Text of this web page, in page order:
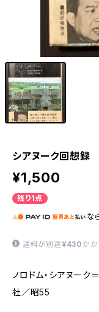
シアヌーク回想
¥1,500
残り1点
な
送料が別途 ¥430 かか
ノロドム・シアヌー
社／昭55